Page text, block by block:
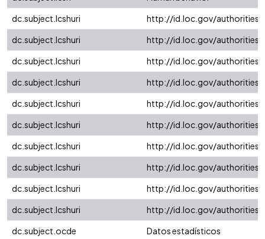
dc.subject.lcshuri
http://id.loc.gov/authorities/
dc.subject.lcshuri
http://id.loc.gov/authorities/
dc.subject.lcshuri
http://id.loc.gov/authorities/
dc.subject.lcshuri
http://id.loc.gov/authorities/
dc.subject.lcshuri
http://id.loc.gov/
dc.subject.lcshuri
http://id.loc.gov/authorities/
dc.subject.lcshuri
http://id.loc.gov/authorities/
dc.subject.lcshuri
http://id.loc.gov/authorities/
dc.subject.lcshuri
http://id.loc.gov/authorities/
dc.subject.lcshuri
http://id.loc.gov/authorities/
dc.subject.ocde
Datos estadísticos